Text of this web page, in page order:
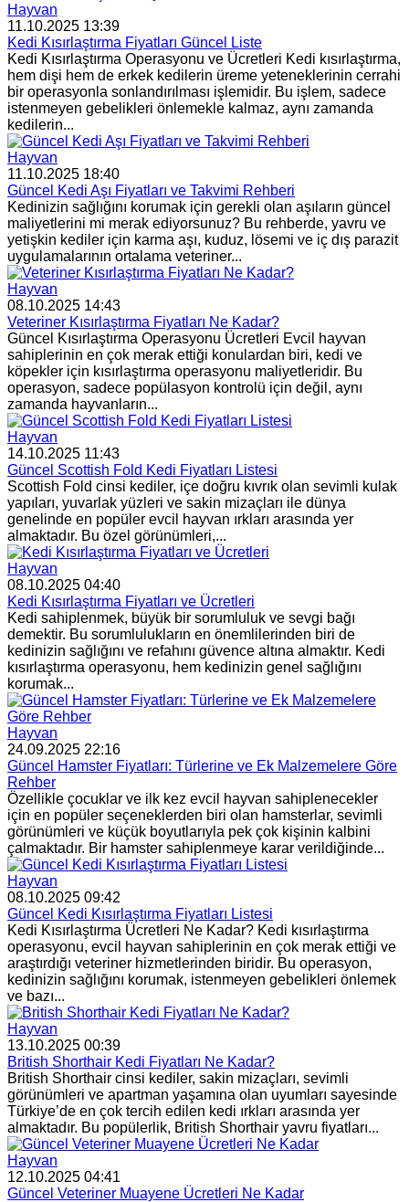
Hayvan
11.10.2025 13:39
Kedi Kısırlaştırma Fiyatları Güncel Liste
Kedi Kısırlaştırma Operasyonu ve Ücretleri Kedi kısırlaştırma,
hem dişi hem de erkek kedilerin üreme yeteneklerinin cerrahi
bir operasyonla sonlandırılması işlemidir. Bu işlem, sadece
istenmeyen gebelikleri önlemekle kalmaz, aynı zamanda
kedilerin...
Hayvan
11.10.2025 18:40
Güncel Kedi Aşı Fiyatları ve Takvimi Rehberi
Kedinizin sağlığını korumak için gerekli olan aşıların güncel
maliyetlerini mi merak ediyorsunuz? Bu rehberde, yavru ve
yetişkin kediler için karma aşı, kuduz, lösemi ve iç dış parazit
uygulamalarının ortalama veteriner...
Hayvan
08.10.2025 14:43
Veteriner Kısırlaştırma Fiyatları Ne Kadar?
Güncel Kısırlaştırma Operasyonu Ücretleri Evcil hayvan
sahiplerinin en çok merak ettiği konulardan biri, kedi ve
köpekler için kısırlaştırma operasyonu maliyetleridir. Bu
operasyon, sadece popülasyon kontrolü için değil, aynı
zamanda hayvanların...
Hayvan
14.10.2025 11:43
Güncel Scottish Fold Kedi Fiyatları Listesi
Scottish Fold cinsi kediler, içe doğru kıvrık olan sevimli kulak
yapıları, yuvarlak yüzleri ve sakin mizaçları ile dünya
genelinde en popüler evcil hayvan ırkları arasında yer
almaktadır. Bu özel görünümleri,...
Hayvan
08.10.2025 04:40
Kedi Kısırlaştırma Fiyatları ve Ücretleri
Kedi sahiplenmek, büyük bir sorumluluk ve sevgi bağı
demektir. Bu sorumlulukların en önemlilerinden biri de
kedinizin sağlığını ve refahını güvence altına almaktır. Kedi
kısırlaştırma operasyonu, hem kedinizin genel sağlığını
korumak...
Hayvan
24.09.2025 22:16
Güncel Hamster Fiyatları: Türlerine ve Ek Malzemelere Göre
Rehber
Özellikle çocuklar ve ilk kez evcil hayvan sahiplenecekler
için en popüler seçeneklerden biri olan hamsterlar, sevimli
görünümleri ve küçük boyutlarıyla pek çok kişinin kalbini
çalmaktadır. Bir hamster sahiplenmeye karar verildiğinde...
Hayvan
08.10.2025 09:42
Güncel Kedi Kısırlaştırma Fiyatları Listesi
Kedi Kısırlaştırma Ücretleri Ne Kadar? Kedi kısırlaştırma
operasyonu, evcil hayvan sahiplerinin en çok merak ettiği ve
araştırdığı veteriner hizmetlerinden biridir. Bu operasyon,
kedinizin sağlığını korumak, istenmeyen gebelikleri önlemek
ve bazı...
Hayvan
13.10.2025 00:39
British Shorthair Kedi Fiyatları Ne Kadar?
British Shorthair cinsi kediler, sakin mizaçları, sevimli
görünümleri ve apartman yaşamına olan uyumları sayesinde
Türkiye’de en çok tercih edilen kedi ırkları arasında yer
almaktadır. Bu popülerlik, British Shorthair yavru fiyatları...
Hayvan
12.10.2025 04:41
Güncel Veteriner Muayene Ücretleri Ne Kadar